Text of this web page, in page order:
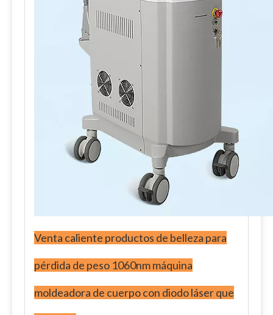
Venta caliente productos de belleza para
pérdida de peso 1060nm máquina
moldeadora de cuerpo con diodo láser que